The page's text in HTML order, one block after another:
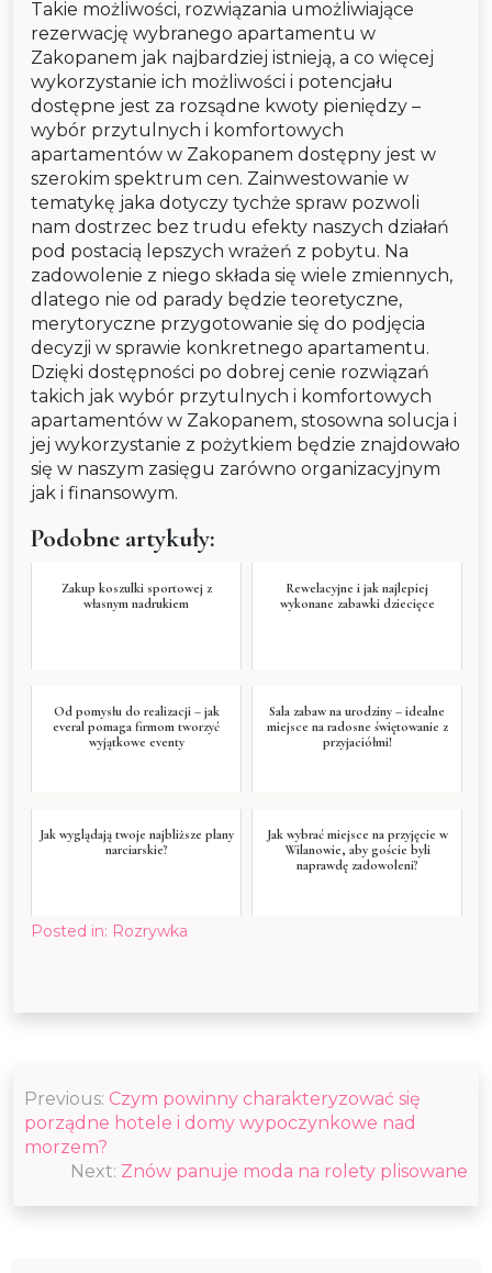
Takie możliwości, rozwiązania umożliwiające
rezerwację wybranego apartamentu w
Zakopanem jak najbardziej istnieją, a co więcej
wykorzystanie ich możliwości i potencjału
dostępne jest za rozsądne kwoty pieniędzy –
wybór przytulnych i komfortowych
apartamentów w Zakopanem dostępny jest w
szerokim spektrum cen. Zainwestowanie w
tematykę jaka dotyczy tychże spraw pozwoli
nam dostrzec bez trudu efekty naszych działań
pod postacią lepszych wrażeń z pobytu. Na
zadowolenie z niego składa się wiele zmiennych,
dlatego nie od parady będzie teoretyczne,
merytoryczne przygotowanie się do podjęcia
decyzji w sprawie konkretnego apartamentu.
Dzięki dostępności po dobrej cenie rozwiązań
takich jak wybór przytulnych i komfortowych
apartamentów w Zakopanem, stosowna solucja i
jej wykorzystanie z pożytkiem będzie znajdowało
się w naszym zasięgu zarówno organizacyjnym
jak i finansowym.
Podobne artykuły:
Zakup koszulki sportowej z
własnym nadrukiem
Rewelacyjne i jak najlepiej
wykonane zabawki dziecięce
Od pomysłu do realizacji – jak
everal pomaga firmom tworzyć
wyjątkowe eventy
Sala zabaw na urodziny – idealne
miejsce na radosne świętowanie z
przyjaciółmi!
Jak wyglądają twoje najbliższe plany
narciarskie?
Jak wybrać miejsce na przyjęcie w
Wilanowie, aby goście byli
naprawdę zadowoleni?
Posted in: Rozrywka
Nawigacja
wpisu
Previous: Czym powinny charakteryzować się
porządne hotele i domy wypoczynkowe nad
morzem?
Next: Znów panuje moda na rolety plisowane